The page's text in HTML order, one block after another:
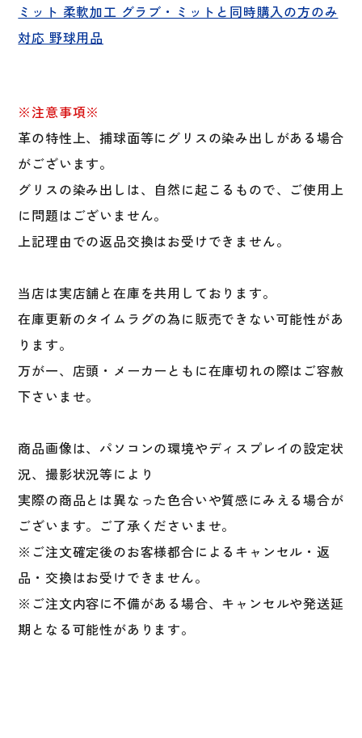
ミット 柔軟加工 グラブ・ミットと同時購入の方のみ
対応 野球用品
※注意事項※
革の特性上、捕球面等にグリスの染み出しがある場合
がございます。
グリスの染み出しは、自然に起こるもので、ご使用上
に問題はございません。
上記理由での返品交換はお受けできません。
当店は実店舗と在庫を共用しております。
在庫更新のタイムラグの為に販売できない可能性があ
ります。
万が一、店頭・メーカーともに在庫切れの際はご容赦
下さいませ。
商品画像は、パソコンの環境やディスプレイの設定状
況、撮影状況等により
実際の商品とは異なった色合いや質感にみえる場合が
ございます。ご了承くださいませ。
※ご注文確定後のお客様都合によるキャンセル・返
品・交換はお受けできません。
※ご注文内容に不備がある場合、キャンセルや発送延
期となる可能性があります。